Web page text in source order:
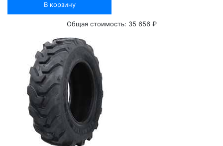
В корзину
Общая стоимость: 35 656 ₽